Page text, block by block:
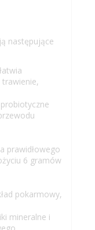
następujące
prawidłowego
6 gramów
pokarmowy,
mineralne i